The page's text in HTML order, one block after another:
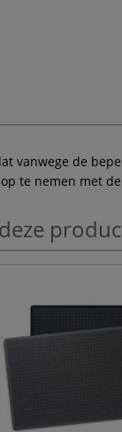
vanwege de
te nemen met